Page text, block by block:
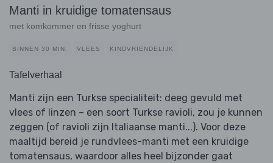
Manti in kruidige tomatensaus
met komkommer en frisse yoghurt
BINNEN 30 MIN. VLEES KINDVRIENDELIJK
Tafelverhaal
Manti zijn een Turkse specialiteit: deeg gevuld met
vlees of linzen – een soort Turkse ravioli, zou je kunnen
zeggen (of ravioli zijn Italiaanse manti...). Voor deze
maaltijd bereid je rundvlees-manti met een kruidige
tomatensaus, waardoor alles heel bijzonder gaat